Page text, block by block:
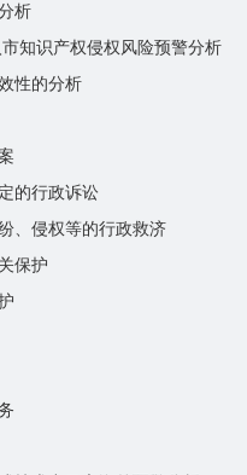
析
知识产权侵权风险预警分析
性的分析
的行政诉讼
、侵权等的行政救济
保护